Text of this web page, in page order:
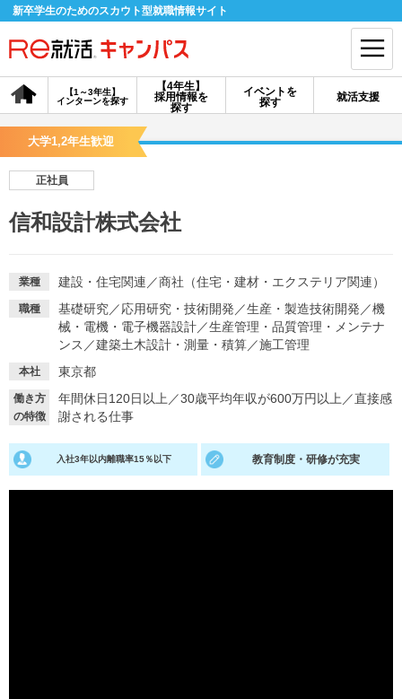
新卒学生のためのスカウト型就職情報サイト
【4年生】
採用情報を
探す
【1～3年生】
インターンを探す
イベントを
探す
就活支援
会員登録 ログイン
探す
イベントを探す スカウト お知らせ
就活ノウハウが満載！ お役立ち記事・相談室など
大学1,2年生歓迎
正社員
信和設計株式会社
業種 建設・住宅関連 ／商社（住宅・建材・エクステリア関連）
職種 基礎研究／応用研究・技術開発 ／生産・製造技術開発 ／機
械・電機・電子機器設計／生産管理・品質管理・メンテナ
ンス ／建築土木設計・測量・積算／施工管理
本社 東京都
働き方
の特徴
年間休日120日以上 ／30歳平均年収が600万円以上 ／直接感
謝される仕事
入社3年以内離職率15％以下 教育制度・研修が充実